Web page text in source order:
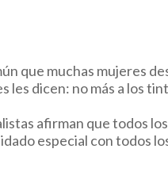
que muchas mujeres
les dicen: no más a los
afirman que todos
especial con todos